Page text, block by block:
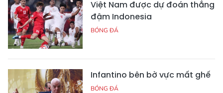
Việt Nam được dự đoán thắng
đậm Indonesia
BÓNG ĐÁ
Infantino bên bờ vực mất ghế
BÓNG ĐÁ